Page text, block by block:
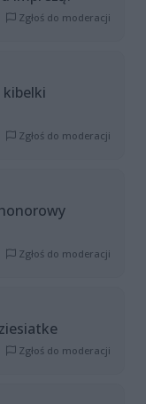
Zgłoś do moderacji
Zgłoś do moderacji
Zgłoś do moderacji
Zgłoś do moderacji